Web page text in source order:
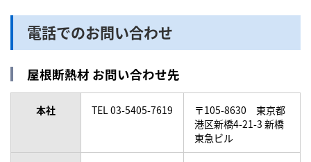
閉じる
電話でのお問い合わせ
屋根断熱材 お問い合わせ先
本社 TEL 03-5405-7619
〒105-8630 東京都
港区新橋4-21-3 新橋
東急ビル